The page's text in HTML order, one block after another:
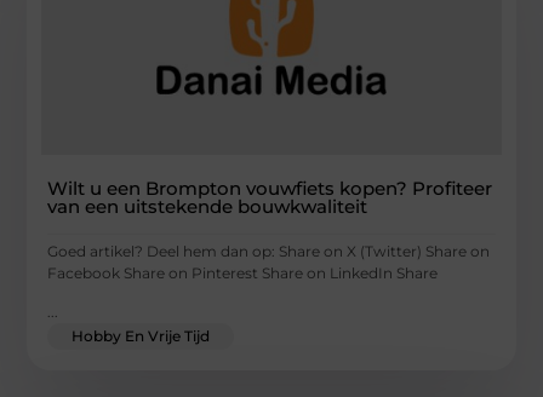
Wilt u een Brompton vouwfiets kopen? Profiteer
van een uitstekende bouwkwaliteit
Goed artikel? Deel hem dan op: Share on X (Twitter) Share on
Facebook Share on Pinterest Share on LinkedIn Share
...
Hobby En Vrije Tijd